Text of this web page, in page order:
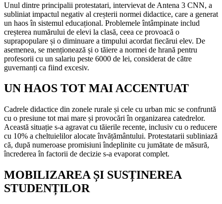
Unul dintre principalii protestatari, intervievat de Antena 3 CNN, a
subliniat impactul negativ al creșterii normei didactice, care a generat
un haos în sistemul educațional. Problemele întâmpinate includ
creșterea numărului de elevi la clasă, ceea ce provoacă o
suprapopulare și o diminuare a timpului acordat fiecărui elev. De
asemenea, se menționează și o tăiere a normei de hrană pentru
profesorii cu un salariu peste 6000 de lei, considerat de către
guvernanți ca fiind excesiv.
UN HAOS TOT MAI ACCENTUAT
Cadrele didactice din zonele rurale și cele cu urban mic se confruntă
cu o presiune tot mai mare și provocări în organizarea catedrelor.
Această situație s-a agravat cu tăierile recente, inclusiv cu o reducere
cu 10% a cheltuielilor alocate învățământului. Protestatarii subliniază
că, după numeroase promisiuni îndeplinite cu jumătate de măsură,
încrederea în factorii de decizie s-a evaporat complet.
MOBILIZAREA ȘI SUSȚINEREA
STUDENȚILOR